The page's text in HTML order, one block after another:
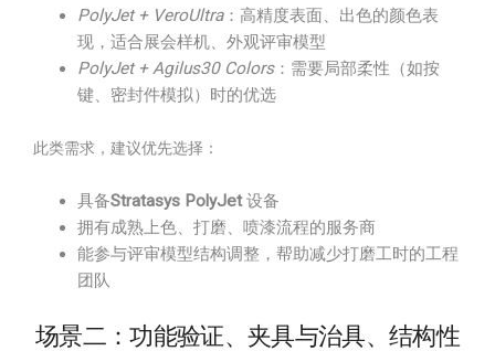
PolyJet + VeroUltra：高精度表面、出色的颜色表
现，适合展会样机、外观评审模型
PolyJet + Agilus30 Colors：需要局部柔性（如按
键、密封件模拟）时的优选
此类需求，建议优先选择：
具备Stratasys PolyJet设备
拥有成熟上色、打磨、喷漆流程的服务商
能参与评审模型结构调整，帮助减少打磨工时的工程
团队
场景二：功能验证、夹具与治具、结构性